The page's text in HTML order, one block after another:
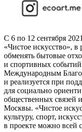
С 6 по 12 сентября
«Чистое искусство»,
обменять бытовые
и спортивных
Международным
и реализуется при
для социально
общественных связей
Москвы. «Чистое
культуру, спорт,
в проекте можно всей